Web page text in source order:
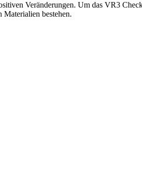
Veränderungen. Um das VR3
Materialien bestehen.